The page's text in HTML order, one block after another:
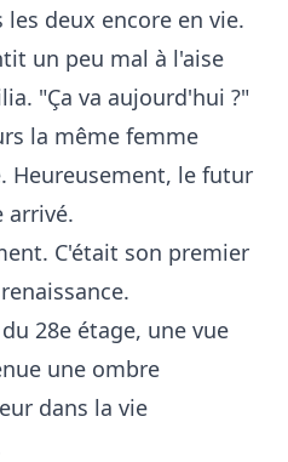
deux encore en vie.
un peu mal à l'aise
"Ça va aujourd'hui ?"
la même femme
Heureusement, le futur
arrivé.
C'était son premier
28e étage, une vue
une ombre
dans la vie